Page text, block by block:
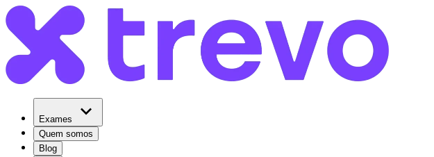
Exames
Quem somos
Blog